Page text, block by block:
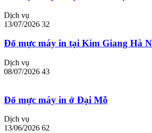
Dịch vụ
13/07/2026 32
Đổ mực máy in tại Kim Giang Hà
Dịch vụ
08/07/2026 43
Đổ mực máy in ở Đại Mỗ
Dịch vụ
13/06/2026 62